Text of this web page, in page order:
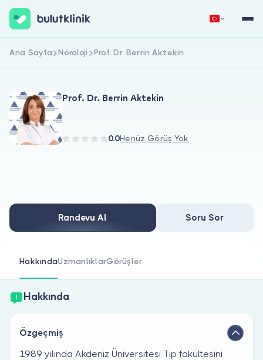
Doktorlar için
Doktor musunuz?
Hemen Kaydol Giriş Yap
Ana Sayfa Nöroloji Prof. Dr. Berrin Aktekin
Prof. Dr. Berrin Aktekin
0.0Henüz Görüş Yok
Randevu Al Soru Sor
HakkındaUzmanlıklarGörüşler
Hakkında
Özgeçmiş
1989 yılında Akdeniz Üniversitesi Tıp fakültesini